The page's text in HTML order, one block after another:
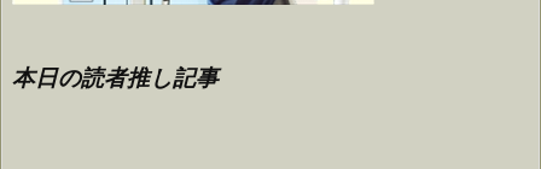
本日の読者推し記事